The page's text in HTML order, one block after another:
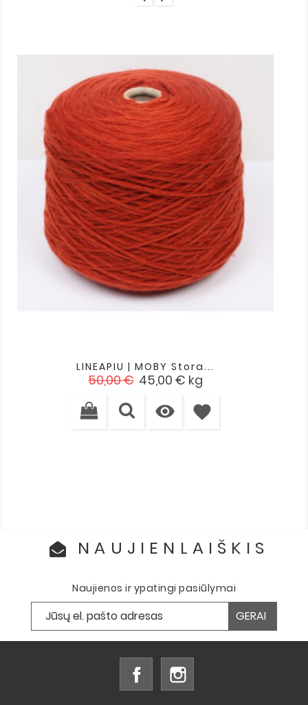
LINEAPIU | MOBY Stora...
Įprasta
50,00 € Kaina
45,00 € kg
 favorite
NAUJIENLAIŠKIS
Naujienos ir ypatingi pasiūlymai
Facebook